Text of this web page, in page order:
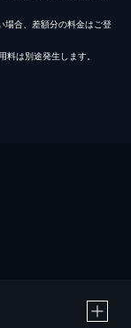
場合、差額分の料金はご登
は別途発生します。